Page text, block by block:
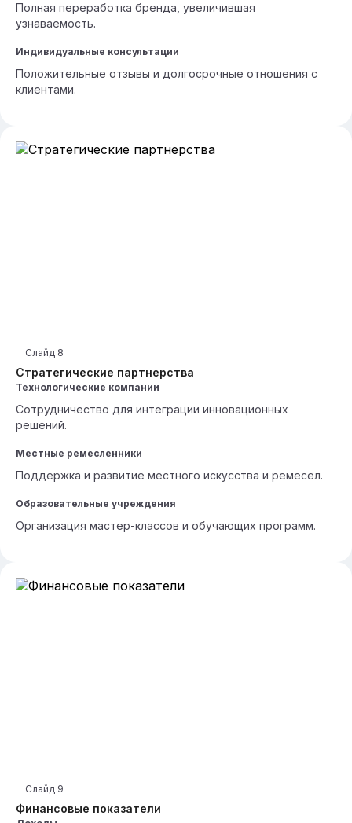
Полная переработка бренда, увеличившая
узнаваемость.
Индивидуальные консультации
Положительные отзывы и долгосрочные отношения с
клиентами.
Стратегические партнерства
Слайд 8
Технологические компании
Сотрудничество для интеграции инновационных
решений.
Местные ремесленники
Поддержка и развитие местного искусства и ремесел.
Образовательные учреждения
Организация мастер-классов и обучающих программ.
Финансовые показатели
Слайд 9